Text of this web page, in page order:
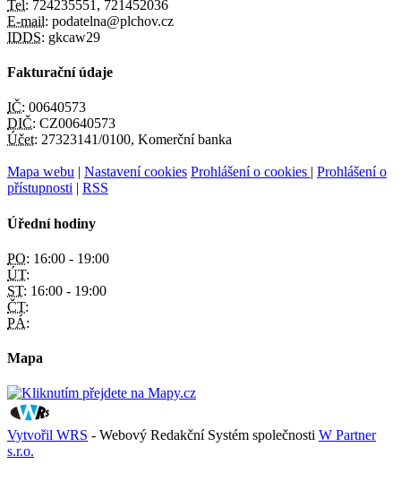
Tel: 724235551, 721452036
E-mail: podatelna@plchov.cz
IDDS: gkcaw29
Fakturační údaje
IČ: 00640573
DIČ: CZ00640573
Účet: 27323141/0100, Komerční banka
Mapa webu | Nastavení cookies Prohlášení o cookies | Prohlášení o
přístupnosti | RSS
Úřední hodiny
PO: 16:00 - 19:00
ÚT:
ST: 16:00 - 19:00
ČT:
PÁ:
Mapa
Vytvořil WRS - Webový Redakční Systém společnosti W Partner
s.r.o.